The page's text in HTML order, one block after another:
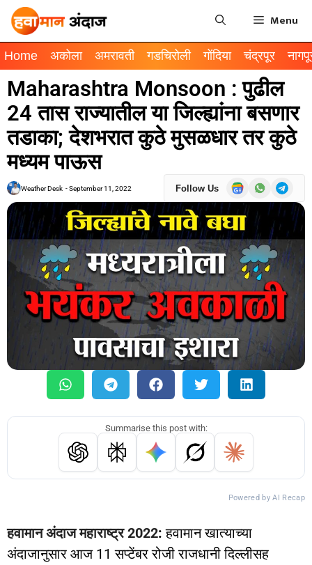
Menu
Home अकोला अमरावती गडचिरोली गोंदिया चंद्रपूर
Maharashtra Monsoon : पुढील
24 तास राज्यातील या जिल्ह्यांना बसणार
तडाका; देशभरात कुठे मुसळधार तर कुठे
मध्यम पाऊस
Weather Desk -September 11, 2022 Follow Us
Summarise this post with:
Powered by AI Recap
हवामान अंदाज महाराष्ट्र 2022: हवामान खात्याच्या
अंदाजानुसार आज 11 सप्टेंबर रोजी राजधानी दिल्लीसह